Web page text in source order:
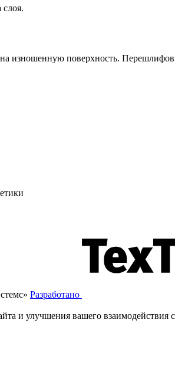
слоя.
изношенную поверхность.
Разработано
и улучшения вашего взаимодействия